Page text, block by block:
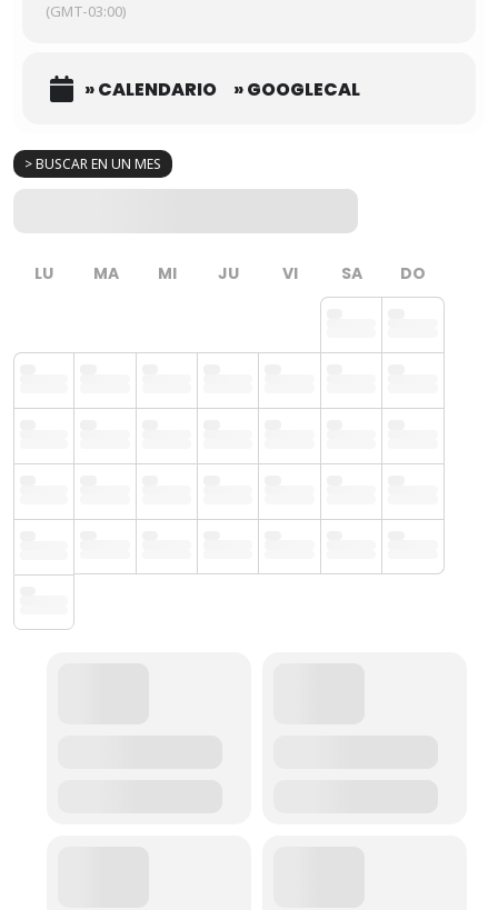
> BUSCAR EN UN MES
LU MA MI JU VI SA DO
(GMT-03:00)
» CALENDARIO » GOOGLECAL